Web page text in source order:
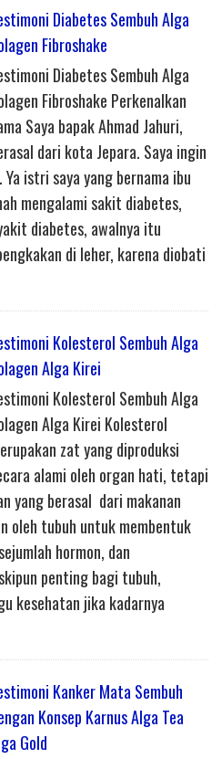
Diabetes Sembuh Alga
Fibroshake
Diabetes Sembuh Alga
Fibroshake Perkenalkan
Saya bapak Ahmad Jahuri,
dari kota Jepara. Saya ingin
istri saya yang bernama ibu
mengalami sakit diabetes,
diabetes, awalnya itu
di leher, karena diobati
Kolesterol Sembuh Alga
Alga Kirei
Kolesterol Sembuh Alga
Alga Kirei Kolesterol
zat yang diproduksi
alami oleh organ hati, tetapi
yang berasal dari makanan
oleh tubuh untuk membentuk
hormon, dan
penting bagi tubuh,
kesehatan jika kadarnya
Kanker Mata Sembuh
Konsep Karnus Alga Tea
Gold